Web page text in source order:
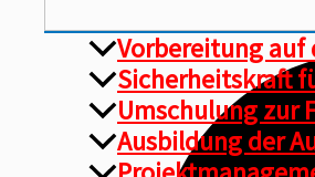
Vorbereitung auf
Sicherheitskraft
Umschulung zur
Ausbildung der